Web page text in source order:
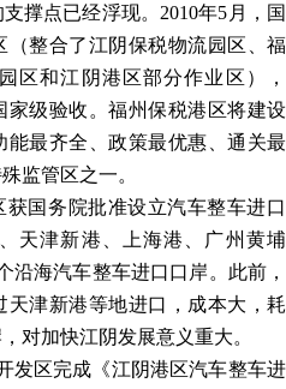
撑点已经浮现。 2010年5月，国
（整合了江阴保税物流园区、福
区和江阴港区部分作业区），
家级验收。福州保税港区将建设
能最齐全、政策最优惠、通关最
监管区之一。
获国务院批准设立汽车整车进口
天津新港、上海港、广州黄埔
沿海汽车整车进口口岸。此前，
津新港等地进口，成本大，耗
对加快江阴发展意义重大。
发区完成《江阴港区汽车整车进